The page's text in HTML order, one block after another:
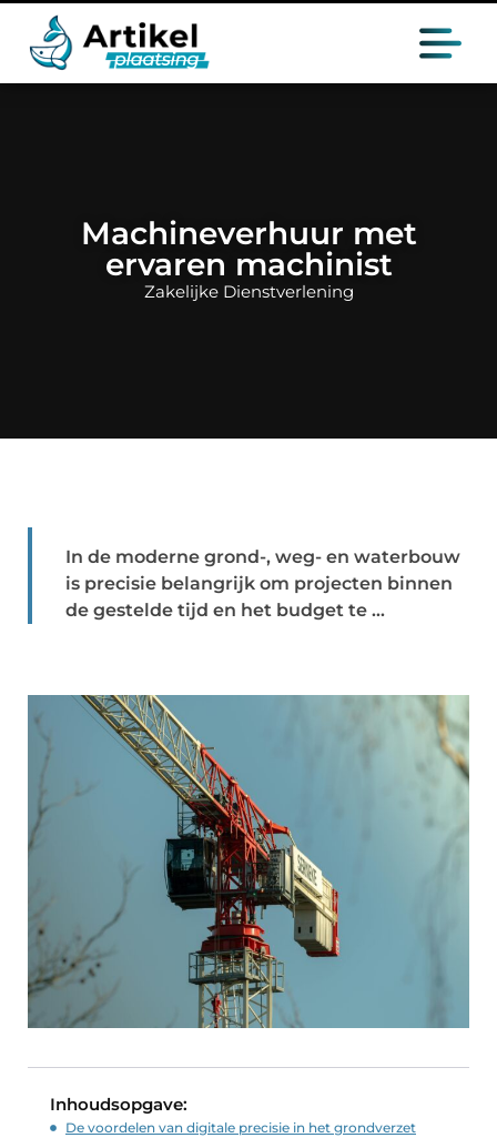
Machineverhuur met
ervaren machinist
Zakelijke Dienstverlening
In de moderne grond-, weg- en waterbouw
is precisie belangrijk om projecten binnen
de gestelde tijd en het budget te ...
Inhoudsopgave:
De voordelen van digitale precisie in het grondverzet